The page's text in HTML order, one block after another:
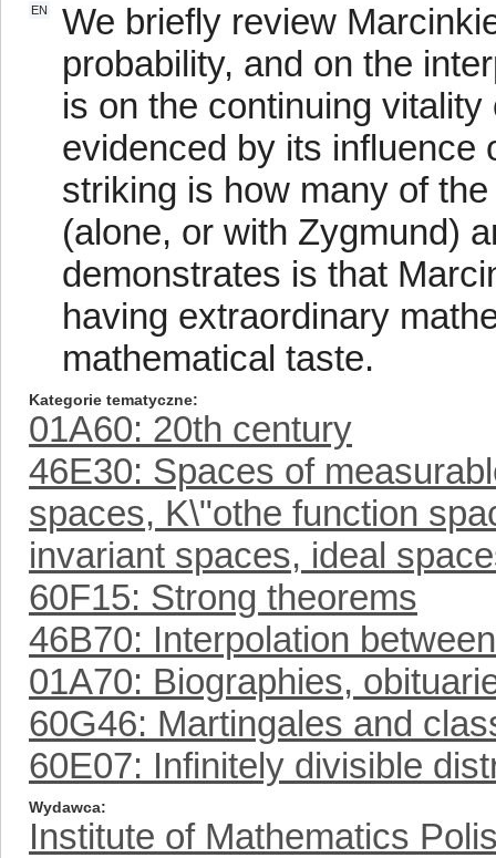
EN
We briefly review
probability, and on the
is on the continuing
evidenced by its influence
striking is how many of
(alone, or with Zygmund)
demonstrates is that
having extraordinary
mathematical taste.
Kategorie tematyczne
01A60: 20th century
46E30: Spaces of
spaces, K\"othe function
invariant spaces, ideal
60F15: Strong theorems
46B70: Interpolation
01A70: Biographies,
60G46: Martingales and
60E07: Infinitely divisible
Wydawca
Institute of Mathematics